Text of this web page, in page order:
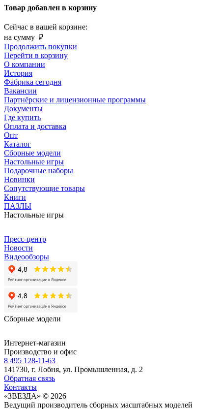
Товар добавлен в корзину
Сейчас в вашей корзине:
на сумму ₽
Продолжить покупки
Перейти в корзину
О компании
История
Фабрика сегодня
Вакансии
Партнёрские и лицензионные программы
Документы
Где купить
Оплата и доставка
Опт
Каталог
Сборные модели
Настольные игры
Подарочные наборы
Новинки
Сопутствующие товары
Книги
ПАЗЛЫ
Настольные игры
Пресс-центр
Новости
Видеообзоры
Сборные модели
Интернет-магазин
Производство и офис
8 495 128-11-63
141730, г. Лобня, ул. Промышленная, д. 2
Обратная связь
Контакты
«ЗВЕЗДА» © 2026
Ведущий производитель сборных масштабных моделей